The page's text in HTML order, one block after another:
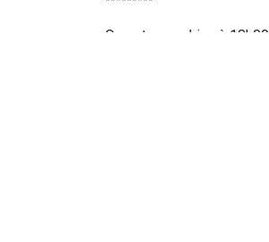
Ouverture parking à 18h00